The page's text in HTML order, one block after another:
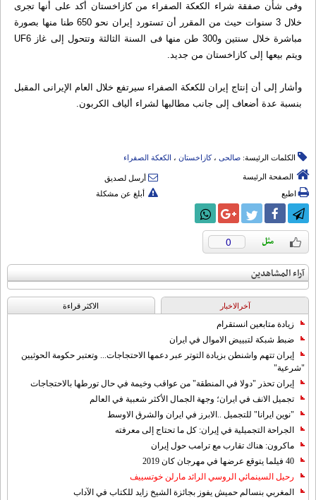
وفی شأن صفقة شراء الکعکة الصفراء من کازاخستان أکد علی أنها تجری
خلال 3 سنوات حیث من المقرر أن تستورد إیران نحو 650 طنا منها بصورة
مباشرة خلال سنتین و300 طن منها فی السنة الثالثة وتتحول إلی غاز UF6
ویتم بیعها إلی کازاخستان من جدید.
وأشار إلی أن إنتاج إیران للکعکة الصفراء سیرتفع خلال العام الإیرانی المقبل
بنسبة عدة أضعاف إلی جانب مطالبها لشراء ألیاف الکربون.
الكلمات الرئيسة: صالحی ،کازاخستان ، الکعکة الصفراء
الصفحة الرئيسة
أرسل لصديق
اطبع
أبلغ عن مشكلة
0
آراء المشاهدين
آخرالاخبار الاکثر قراءة
زيادة متابعين انستقرام
ضبط شبكة لتبييض الاموال في ايران
إيران تتهم واشنطن بزيادة التوتر عبر دعمها الاحتجاجات... وتعتبر حكومة الحوثيين
"شرعية"
إيران تحذر "دولا في المنطقة" من عواقب وخيمة في حال تورطها بالاحتجاجات
تجميل الانف في ايران؛ وجهة الجمال الأكثر شعبية في العالم
"نوين ايرانا" للتجميل ..الابرز في ايران والشرق الاوسط
الجراحة التجميلية في إيران: كل ما تحتاج إلى معرفته
ماكرون: هناك تقارب مع ترامب حول إيران
40 فيلما يتوقع عرضها في مهرجان كان 2019
رحيل السينمائي الروسي الرائد مارلن خوتسييف
المغربي بنسالم حميش يفوز بجائزة الشيخ زايد للكتاب في الآداب